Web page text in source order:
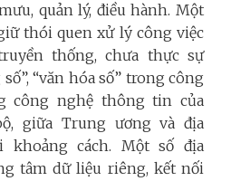
quản lý, điều hành. Một
thói quen xử lý công việc
thống, chưa thực sự
“văn hóa số” trong công
công nghệ thông tin của
giữa Trung ương và địa
khoảng cách. Một số địa
tâm dữ liệu riêng, kết nối